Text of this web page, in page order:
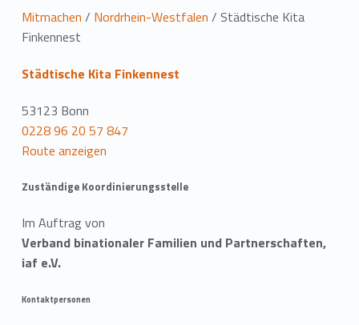
L
o
c
a
t
i
o
n
Mitmachen / Nordrhein-Westfalen / Städtische Kita
Finkennest
Städtische Kita Finkennest
53123 Bonn
0228 96 20 57 847
Route anzeigen
Zuständige Koordinierungsstelle
Im Auftrag von
Verband binationaler Familien und Partnerschaften,
iaf e.V.
Kontaktpersonen